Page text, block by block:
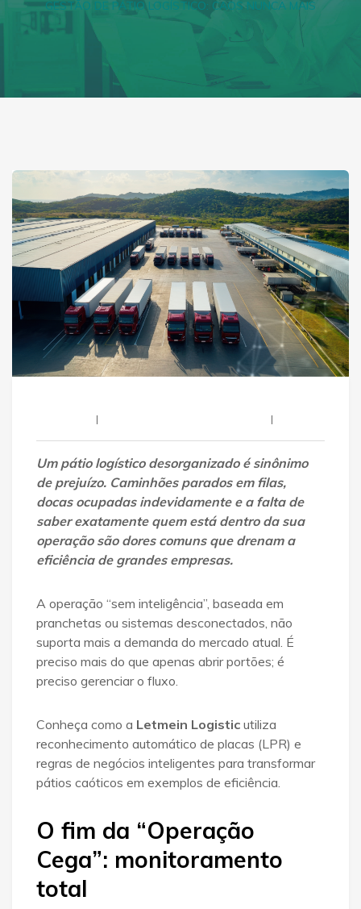
GESTÃO DE PÁTIO LOGÍSTICO: CAOS NUNCA MAIS
Um pátio logístico desorganizado é sinônimo
de prejuízo. Caminhões parados em filas,
docas ocupadas indevidamente e a falta de
saber exatamente quem está dentro da sua
operação são dores comuns que drenam a
eficiência de grandes empresas.
A operação “sem inteligência”, baseada em
pranchetas ou sistemas desconectados, não
suporta mais a demanda do mercado atual. É
preciso mais do que apenas abrir portões; é
preciso gerenciar o fluxo.
Conheça como a Letmein Logistic utiliza
reconhecimento automático de placas (LPR) e
regras de negócios inteligentes para transformar
pátios caóticos em exemplos de eficiência.
O fim da “Operação
Cega”: monitoramento
total